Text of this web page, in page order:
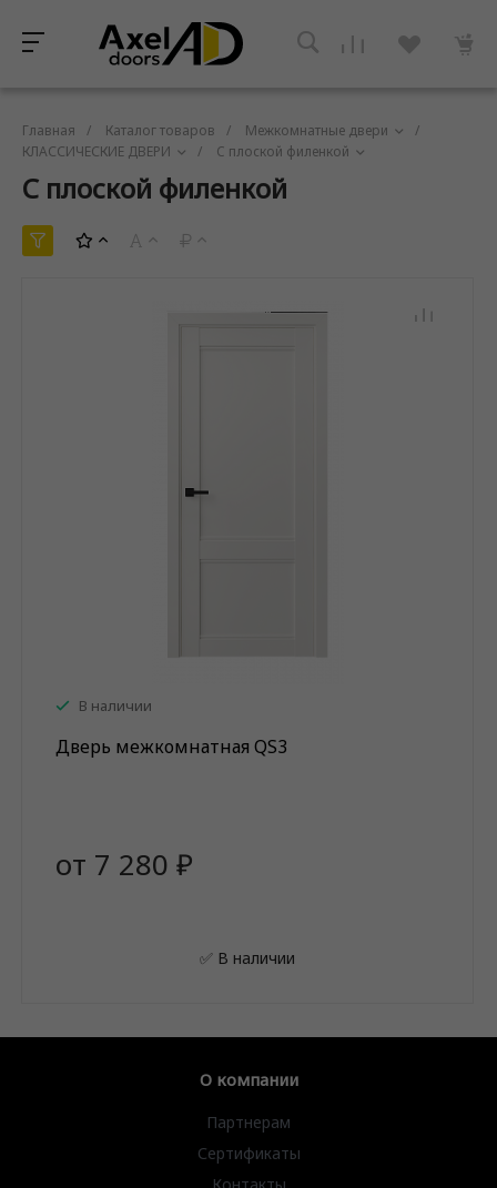
Главная / Каталог товаров / Межкомнатные двери
/
КЛАССИЧЕСКИЕ ДВЕРИ
/ C плоской филенкой
C плоской филенкой
В наличии
Дверь межкомнатная QS3
от 7 280 ₽
✅ В наличии
О компании
Партнерам
Сертификаты